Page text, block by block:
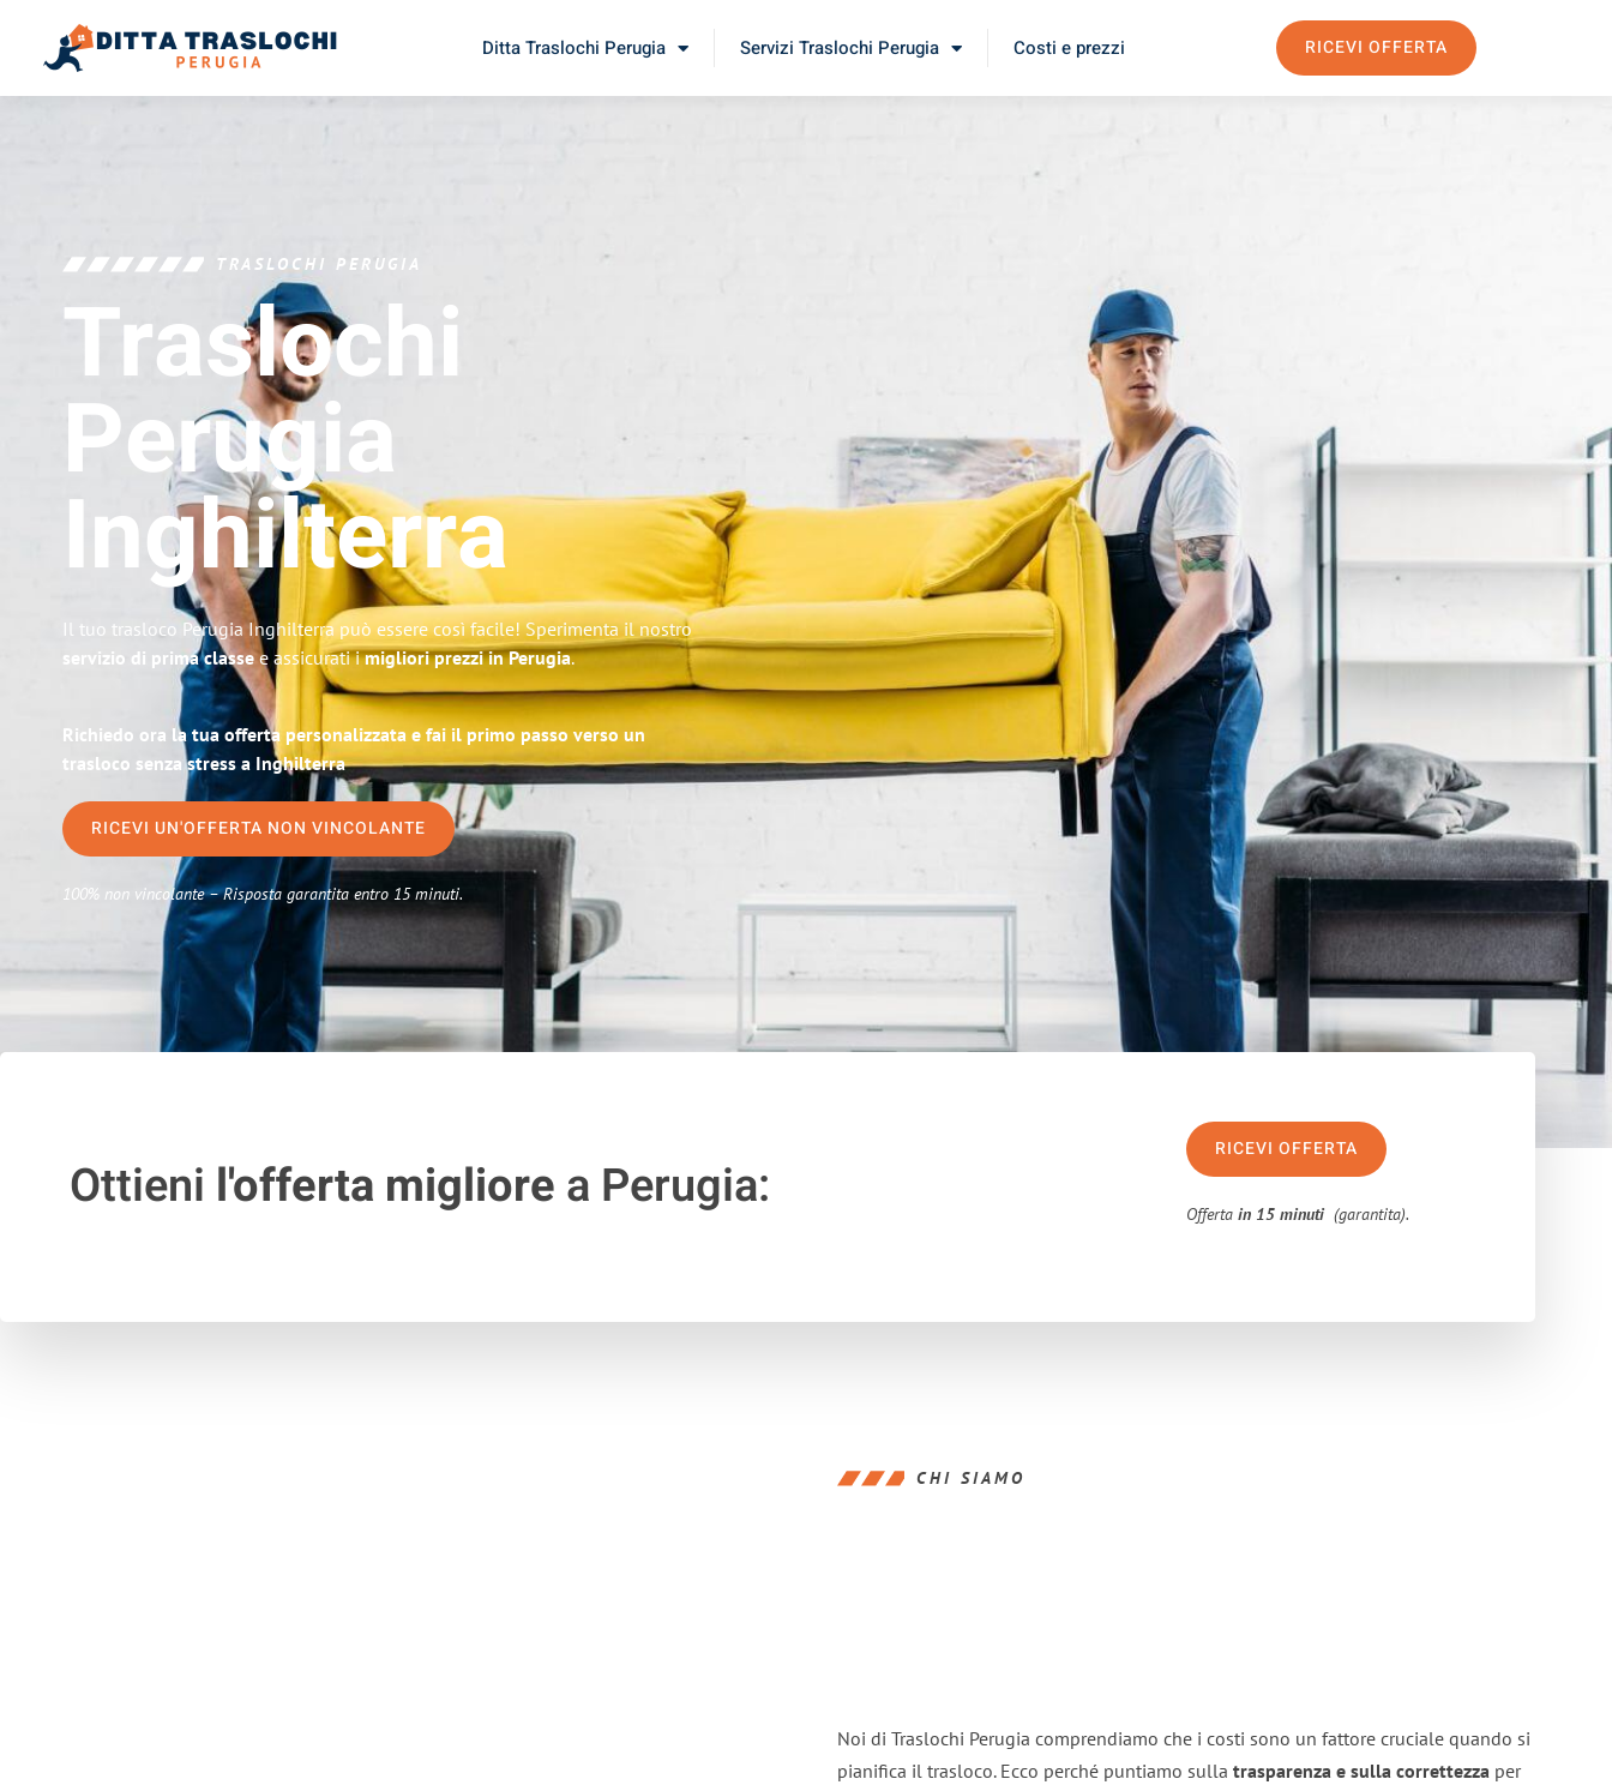
Ditta Traslochi Perugia Servizi Traslochi Perugia Costi e prezzi RICEVI OFFERTA
TRASLOCHI PERUGIA
Traslochi
Perugia
Inghilterra
Il tuo trasloco Perugia Inghilterra può essere così facile! Sperimenta il nostro
servizio di prima classee assicurati imigliori prezzi in Perugia.
Richiedo ora la tua offerta personalizzata e fai il primo passo verso un
trasloco senza stress a Inghilterra
RICEVI UN'OFFERTA NON VINCOLANTE
100% non vincolante – Risposta garantita entro 15 minuti.
Ottieni l'offerta migliorea Perugia:
RICEVI OFFERTA
Offertain 15 minuti (garantita).
CHI SIAMO
Noi di Traslochi Perugia comprendiamo che i costi sono un fattore cruciale quando si
pianifica il trasloco. Ecco perché puntiamo sulla trasparenza e sulla correttezza per